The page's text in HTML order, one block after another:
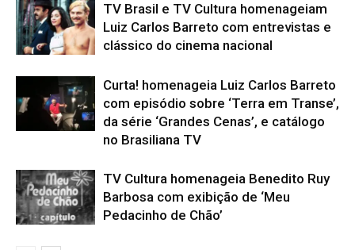
TV Brasil e TV Cultura homenageiam
Luiz Carlos Barreto com entrevistas e
clássico do cinema nacional
Curta! homenageia Luiz Carlos Barreto
com episódio sobre ‘Terra em Transe’,
da série ‘Grandes Cenas’, e catálogo
no Brasiliana TV
TV Cultura homenageia Benedito Ruy
Barbosa com exibição de ‘Meu
Pedacinho de Chão’